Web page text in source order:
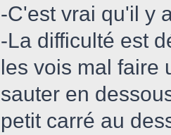
-C'est vrai qu'il y
-La difficulté est
les vois mal faire
sauter en
petit carré au